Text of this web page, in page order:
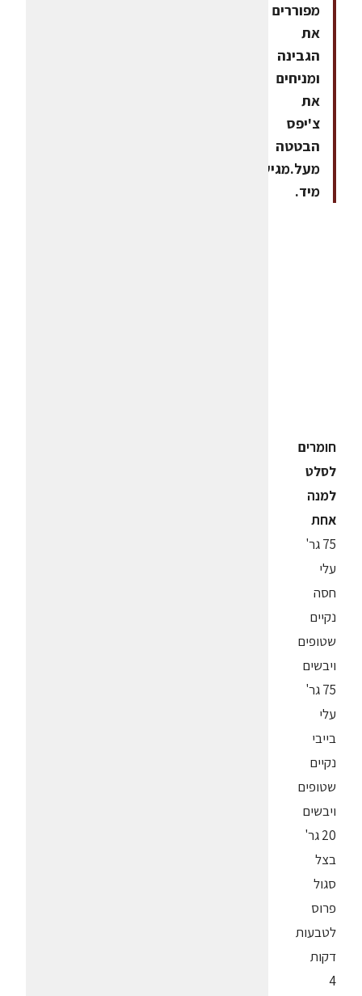
מפוררים
את
הגבינה
ומניחים
את
צ'יפס
הבטטה
מעל.מגישים
מיד.
חומרים
לסלט
למנה
אחת
75 גר'
עלי
חסה
נקיים
שטופים
ויבשים
75 גר'
עלי
בייבי
נקיים
שטופים
ויבשים
20 גר'
בצל
סגול
פרוס
לטבעות
דקות
4